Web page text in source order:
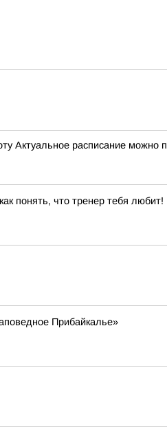
Актуальное расписание можно
понять, что тренер тебя любит!
Прибайкалье»